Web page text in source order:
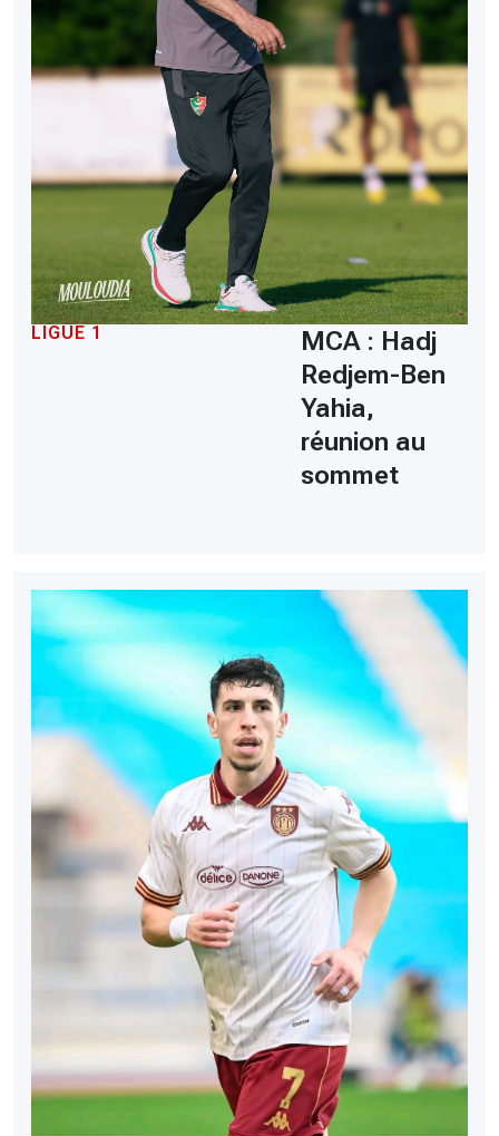
LIGUE 1
MCA : Hadj
Redjem-Ben
Yahia,
réunion au
sommet